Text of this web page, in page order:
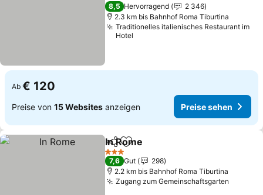
8,5 Hervorragend
2 346
2.3 km bis Bahnhof Roma Tiburtina
Traditionelles italienisches Restaurant im
Hotel
Ab € 120
Preise von 15 Websites anzeigen Preise sehen
TeilenZu Favoriten hinzufügen
In Rome
3 Sterne
7,6 Gut
298
2.2 km bis Bahnhof Roma Tiburtina
Zugang zum Gemeinschaftsgarten